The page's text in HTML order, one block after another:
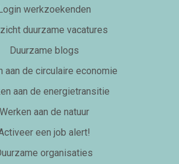
Login werkzoekenden
duurzame vacatures
Duurzame blogs
aan de circulaire economie
aan de energietransitie
Werken aan de natuur
een job alert!
organisaties